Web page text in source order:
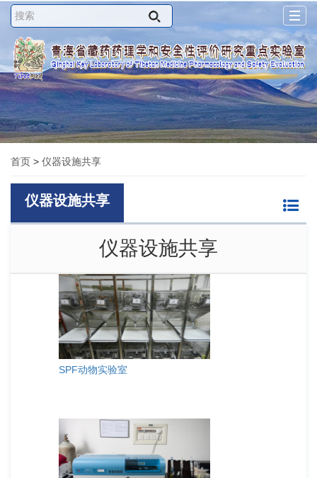
首页 > 仪器设施共享
仪器设施共享
仪器设施共享
SPF动物实验室